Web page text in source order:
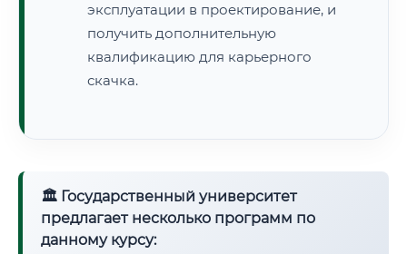
эксплуатации в проектирование, и
получить дополнительную
квалификацию для карьерного
скачка.
🏛 Государственный университет
предлагает несколько программ по
данному курсу: